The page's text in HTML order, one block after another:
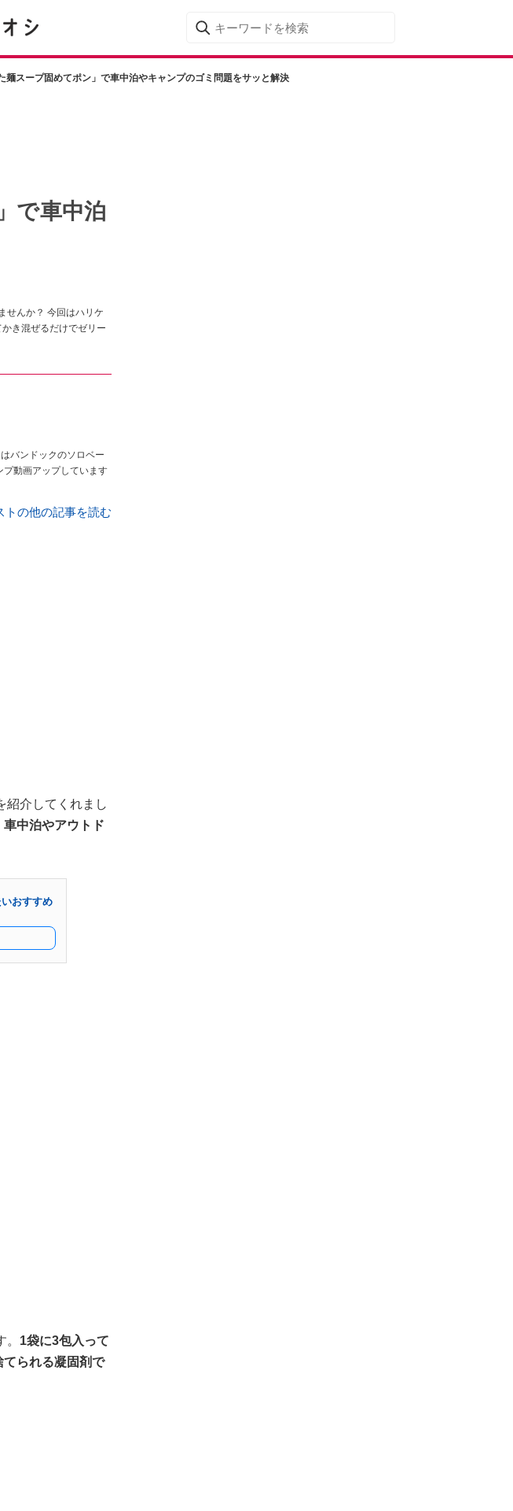
麺スープ固めてポン」で車中泊やキャンプのゴミ問題をサッと解決
で車中泊
せんか？ 今回はハリケ
き混ぜるだけでゼリー
バンドックのソロベー
プ動画アップしています
トの他の記事を読む
紹介してくれまし
中泊やアウトド
おすすめ
1袋に3包入って
られる凝固剤で